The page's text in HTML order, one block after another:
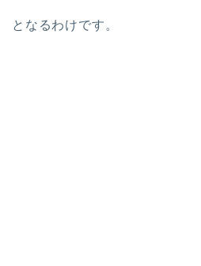
となるわけです。